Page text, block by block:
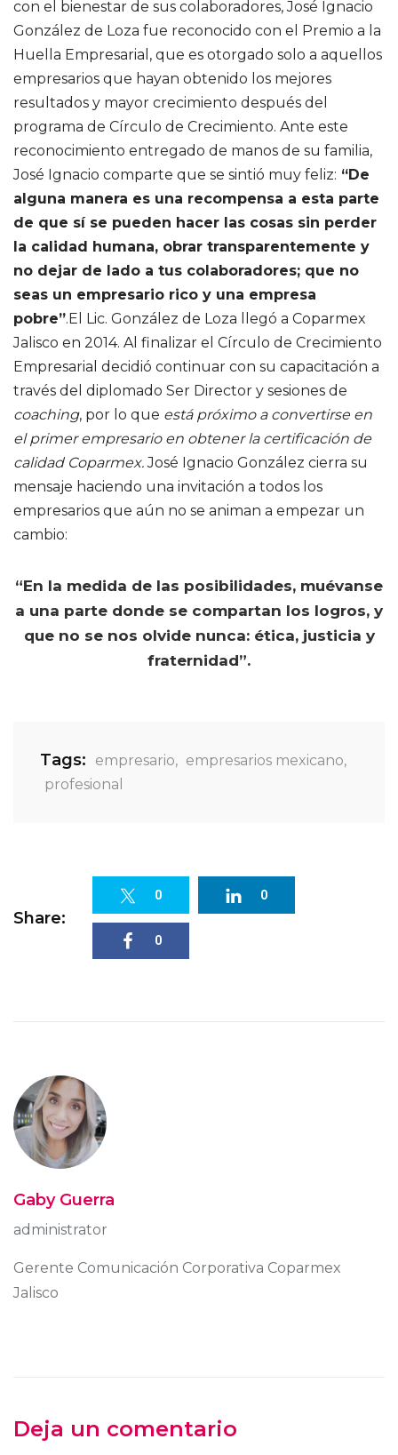
con el bienestar de sus colaboradores, José Ignacio
González de Loza fue reconocido con el Premio a la
Huella Empresarial, que es otorgado solo a aquellos
empresarios que hayan obtenido los mejores
resultados y mayor crecimiento después del
programa de Círculo de Crecimiento. Ante este
reconocimiento entregado de manos de su familia,
José Ignacio comparte que se sintió muy feliz: “De
alguna manera es una recompensa a esta parte
de que sí se pueden hacer las cosas sin perder
la calidad humana, obrar transparentemente y
no dejar de lado a tus colaboradores; que no
seas un empresario rico y una empresa
pobre”.El Lic. González de Loza llegó a Coparmex
Jalisco en 2014. Al finalizar el Círculo de Crecimiento
Empresarial decidió continuar con su capacitación a
través del diplomado Ser Director y sesiones de
coaching, por lo que está próximo a convertirse en
el primer empresario en obtener la certificación de
calidad Coparmex.José Ignacio González cierra su
mensaje haciendo una invitación a todos los
empresarios que aún no se animan a empezar un
cambio:
“En la medida de las posibilidades, muévanse
a una parte donde se compartan los logros, y
que no se nos olvide nunca: ética, justicia y
fraternidad”.
Tags: empresario, empresarios mexicano,
profesional
Share:
0 0
0
Gaby Guerra
administrator
Gerente Comunicación Corporativa Coparmex
Jalisco
Deja un comentario